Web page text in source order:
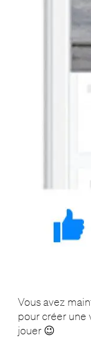
Vous avez
pour créer une
jouer 😉